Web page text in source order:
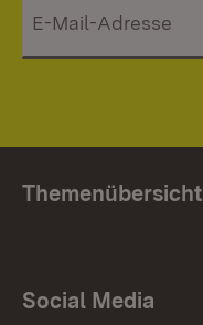
Themenübersicht
Social Media